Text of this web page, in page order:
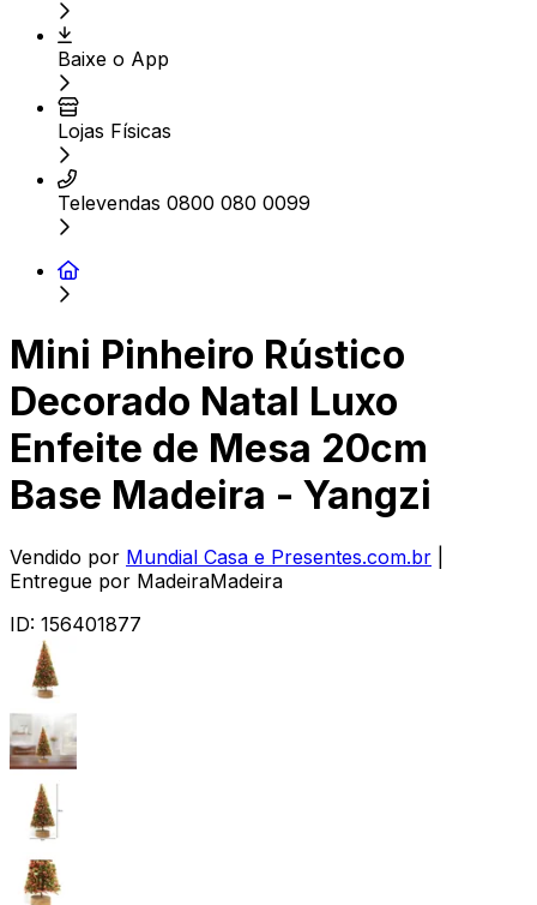
Baixe o App
Lojas Físicas
Televendas 0800 080 0099
Mini Pinheiro Rústico
Decorado Natal Luxo
Enfeite de Mesa 20cm
Base Madeira - Yangzi
Vendido por Mundial Casa e Presentes.com.br
Entregue por MadeiraMadeira
ID: 156401877